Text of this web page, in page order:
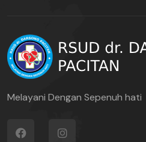
Melayani Dengan Sepenuh hati